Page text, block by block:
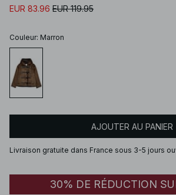
EUR 83.96 EUR 119.95
Couleur: Marron
AJOUTER AU PANIER
Livraison gratuite dans France sous 3-5 jours
30% DE RÉDUCTION